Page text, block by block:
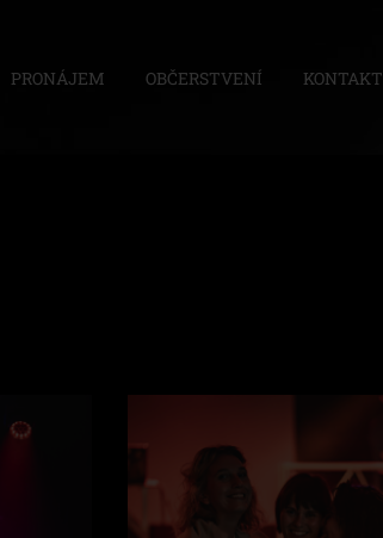
PRONÁJEM OBČERSTVENÍ KONTAKT